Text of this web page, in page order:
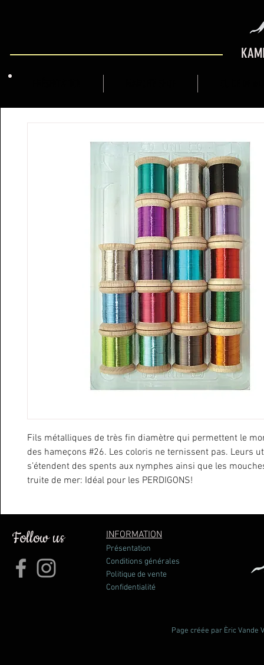
Fils métalliques de très fin diamètre qui permettent le
des hameçons #26. Les coloris ne ternissent pas. Leurs
s’étendent des spents aux nymphes ainsi que les
truite de mer: Idéal pour les PERDIGONS!
Follow us INFORMATION
Présentation
Conditions générales
Politique de vente
Confidentialité
Page créée par Èric Vande